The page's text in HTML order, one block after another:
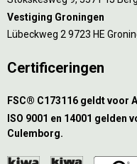
Vestiging Groningen
Lübeckweg 2 9723 HE
Certificeringen
FSC® C173116 geldt voor
ISO 9001 en 14001
Culemborg.